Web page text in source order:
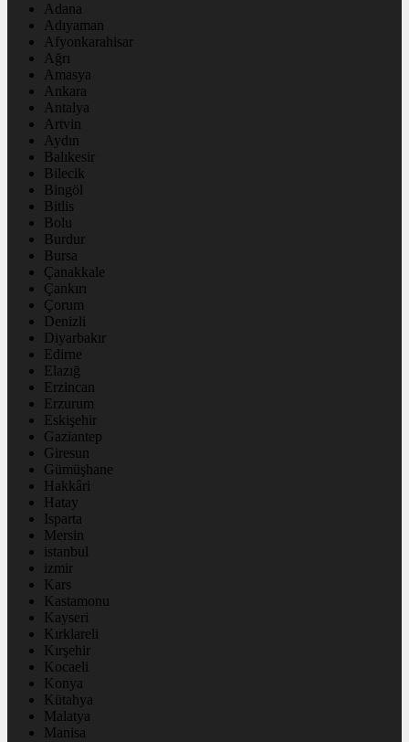
Adana
Adıyaman
Afyonkarahisar
Ağrı
Amasya
Ankara
Antalya
Artvin
Aydın
Balıkesir
Bilecik
Bingöl
Bitlis
Bolu
Burdur
Bursa
Çanakkale
Çankırı
Çorum
Denizli
Diyarbakır
Edirne
Elazığ
Erzincan
Erzurum
Eskişehir
Gaziantep
Giresun
Gümüşhane
Hakkâri
Hatay
Isparta
Mersin
istanbul
izmir
Kars
Kastamonu
Kayseri
Kırklareli
Kırşehir
Kocaeli
Konya
Kütahya
Malatya
Manisa